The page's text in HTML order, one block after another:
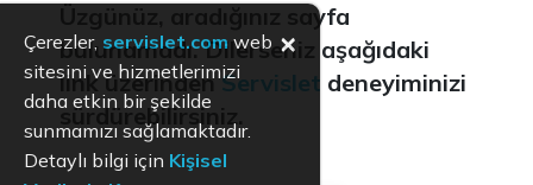
Üzgünüz, aradığınız sayfa
bulunamadı. Dilerseniz aşağıdaki
link üzerindenServislet deneyiminizi
sürdürebilirsiniz.
Çerezler, servislet.com web
sitesini ve hizmetlerimizi
daha etkin bir şekilde
sunmamızı sağlamaktadır.
Detaylı bilgi için Kişisel
×